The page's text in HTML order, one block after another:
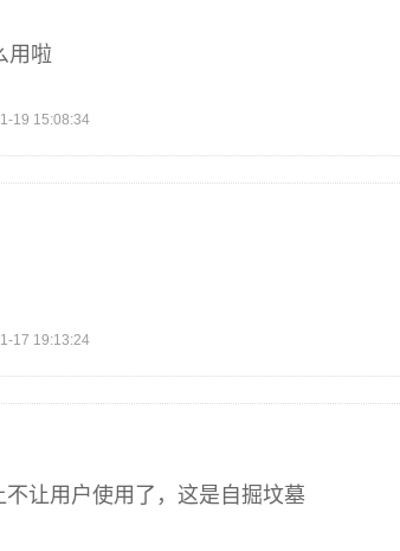
用啦
19 15:08:34
17 19:13:24
让用户使用了，这是自掘坟墓